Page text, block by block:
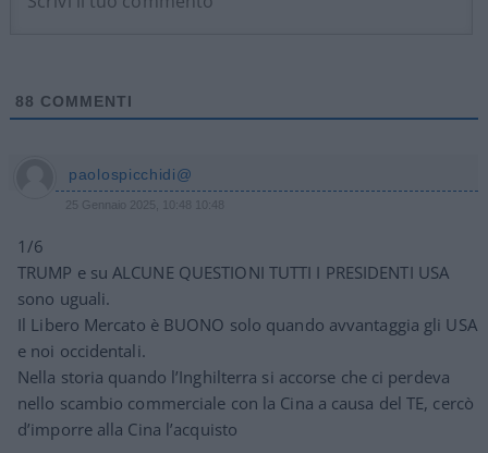
88 COMMENTI
paolospicchidi@
25 Gennaio 2025, 10:48 10:48
1/6
TRUMP e su ALCUNE QUESTIONI TUTTI I PRESIDENTI USA
sono uguali.
Il Libero Mercato è BUONO solo quando avvantaggia gli USA
e noi occidentali.
Nella storia quando l’Inghilterra si accorse che ci perdeva
nello scambio commerciale con la Cina a causa del TE, cercò
d’imporre alla Cina l’acquisto